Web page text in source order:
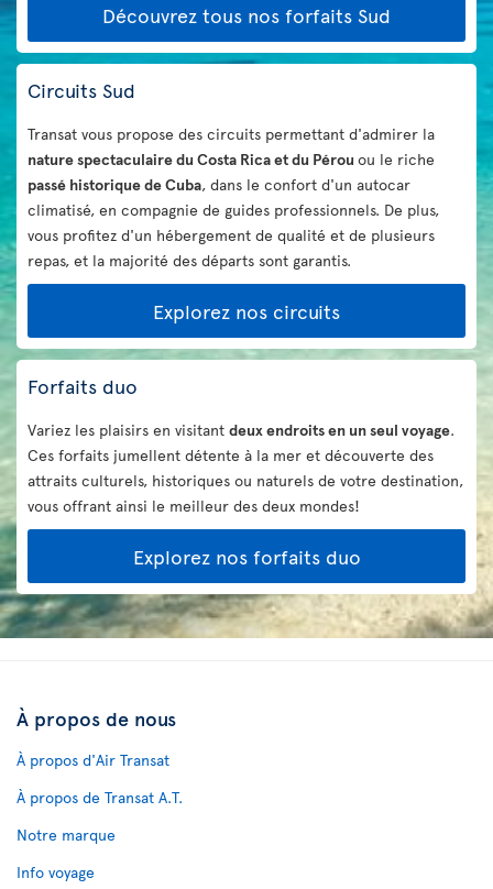
Découvrez tous nos forfaits Sud
Circuits Sud
Transat vous propose des circuits permettant d'admirer la
nature spectaculaire du Costa Rica et du Pérou ou le riche
passé historique de Cuba, dans le confort d'un autocar
climatisé, en compagnie de guides professionnels. De plus,
vous profitez d'un hébergement de qualité et de plusieurs
repas, et la majorité des départs sont garantis.
Explorez nos circuits
Forfaits duo
Variez les plaisirs en visitant deux endroits en un seul voyage.
Ces forfaits jumellent détente à la mer et découverte des
attraits culturels, historiques ou naturels de votre destination,
vous offrant ainsi le meilleur des deux mondes!
Explorez nos forfaits duo
À propos de nous
À propos d'Air Transat
À propos de Transat A.T.
Notre marque
Info voyage